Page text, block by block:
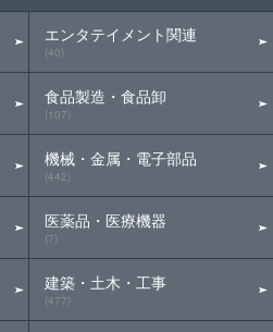
エンタテイメント関連
(40)
食品製造・食品卸
(107)
機械・金属・電子部品
(442)
医薬品・医療機器
(7)
建築・土木・工事
(477)